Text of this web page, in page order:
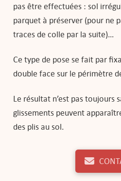
pas être effectuées : sol
parquet à préserver (pour ne
traces de colle par la suite)…
Ce type de pose se fait par
double face sur le périmètre
Le résultat n’est pas toujours
glissements peuvent
des plis au sol.